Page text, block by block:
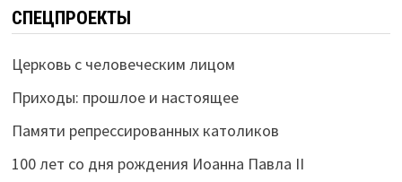
СПЕЦПРОЕКТЫ
Церковь с человеческим лицом
Приходы: прошлое и настоящее
Памяти репрессированных католиков
100 лет со дня рождения Иоанна Павла II